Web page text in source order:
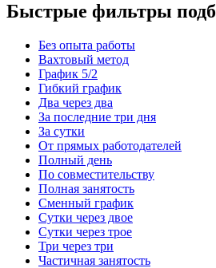
Быстрые фильтры
Без опыта работы
Вахтовый метод
График 5/2
Гибкий график
Два через два
За последние три дня
За сутки
От прямых работодателей
Полный день
По совместительству
Полная занятость
Сменный график
Сутки через двое
Сутки через трое
Три через три
Частичная занятость